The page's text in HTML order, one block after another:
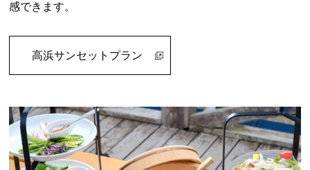
感できます。
高浜サンセットプラン